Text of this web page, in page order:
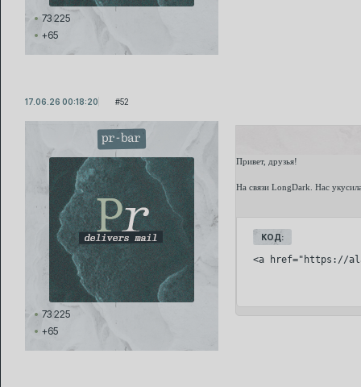
73 225
+65
52
17.06.26 00:18:20
pr-bar
73 225
+65
Привет, друзья!
На связи LongDark. Нас
КОД:
<a href="https://